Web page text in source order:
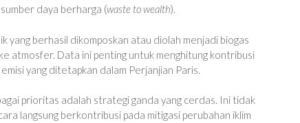
daya berharga (waste to wealth).
yang berhasil dikomposkan atau diolah menjadi biogas
atmosfer. Data ini penting untuk menghitung kontribusi
yang ditetapkan dalam Perjanjian Paris.
prioritas adalah strategi ganda yang cerdas. Ini tidak
langsung berkontribusi pada mitigasi perubahan iklim